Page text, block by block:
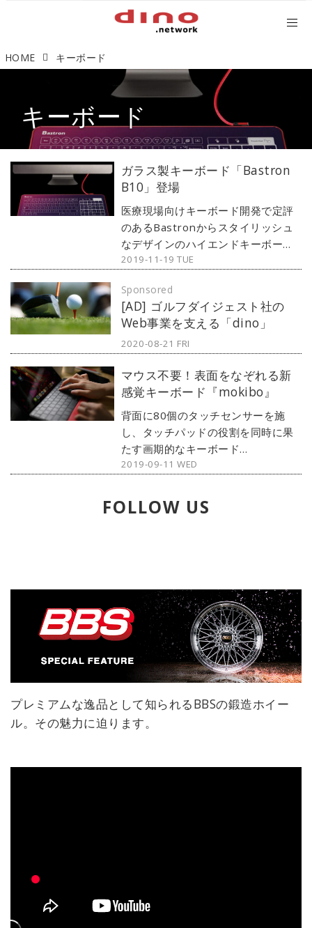
HOME キーボード
キーボード
ガラス製キーボード「Bastron
B10」登場
医療現場向けキーボード開発で定評
のあるBastronからスタイリッシュ
なデザインのハイエンドキーボード
が登場。ミリタリーグレードの耐久
造り上げることで滑らかな触り心地
と操作性、未来感あふれるデザイン
に仕上がっている。
2019-11-19 TUE
[AD] ゴルフダイジェスト社の
Web事業を支える「dino」
Sponsored
2020-08-21 FRI
マウス不要！表面をなぞれる新
感覚キーボード『mokibo』
背面に80個のタッチセンサーを施
し、タッチパッドの役割を同時に果
たす画期的なキーボード
『mokibo』が登場。タイピング、
ード1台で実現し、とくにタブレット
との相性は抜群に良く、マルチデバ
2019-09-11 WED
FOLLOW US
プレミアムな逸品として知られるBBSの鍛造ホイー
ル。その魅力に迫ります。